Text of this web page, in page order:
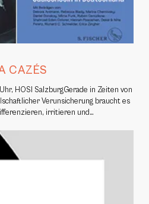
CAZÉS
HOSI SalzburgGerade in Zeiten von
Verunsicherung braucht es
irritieren und…